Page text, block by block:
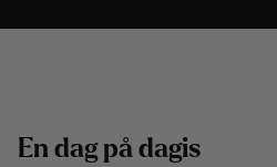
En dag på dagis